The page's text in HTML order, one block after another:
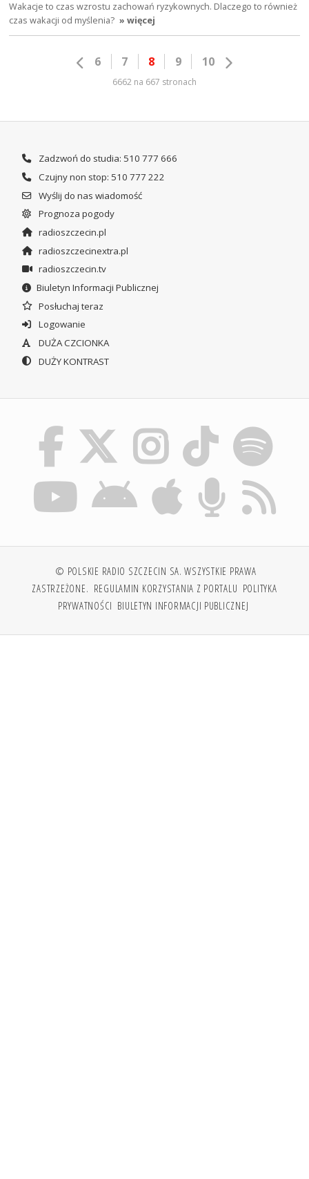
Wakacje to czas wzrostu zachowań ryzykownych. Dlaczego to również
czas wakacji od myślenia? » więcej
6 7 8 9 10
6662 na 667 stronach
Zadzwoń do studia: 510 777 666
Czujny non stop: 510 777 222
Wyślij do nas wiadomość
Prognoza pogody
radioszczecin.pl
radioszczecinextra.pl
radioszczecin.tv
Biuletyn Informacji Publicznej
Posłuchaj teraz
Logowanie
DUŻA CZCIONKA
DUŻY KONTRAST
© POLSKIE RADIO SZCZECIN SA. WSZYSTKIE PRAWA
ZASTRZEŻONE. REGULAMIN KORZYSTANIA Z PORTALU POLITYKA
PRYWATNOŚCI BIULETYN INFORMACJI PUBLICZNEJ